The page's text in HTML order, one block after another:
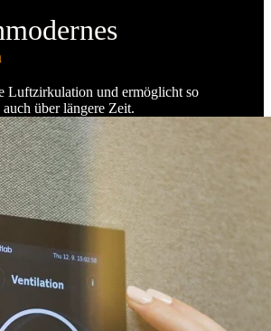
Luftzirkulation und ermöglicht so
über längere Zeit.